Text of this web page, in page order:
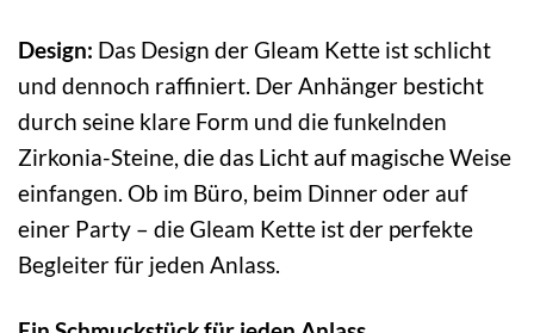
Design: Das Design der Gleam Kette ist schlicht
und dennoch raffiniert. Der Anhänger besticht
durch seine klare Form und die funkelnden
Zirkonia-Steine, die das Licht auf magische Weise
einfangen. Ob im Büro, beim Dinner oder auf
einer Party – die Gleam Kette ist der perfekte
Begleiter für jeden Anlass.